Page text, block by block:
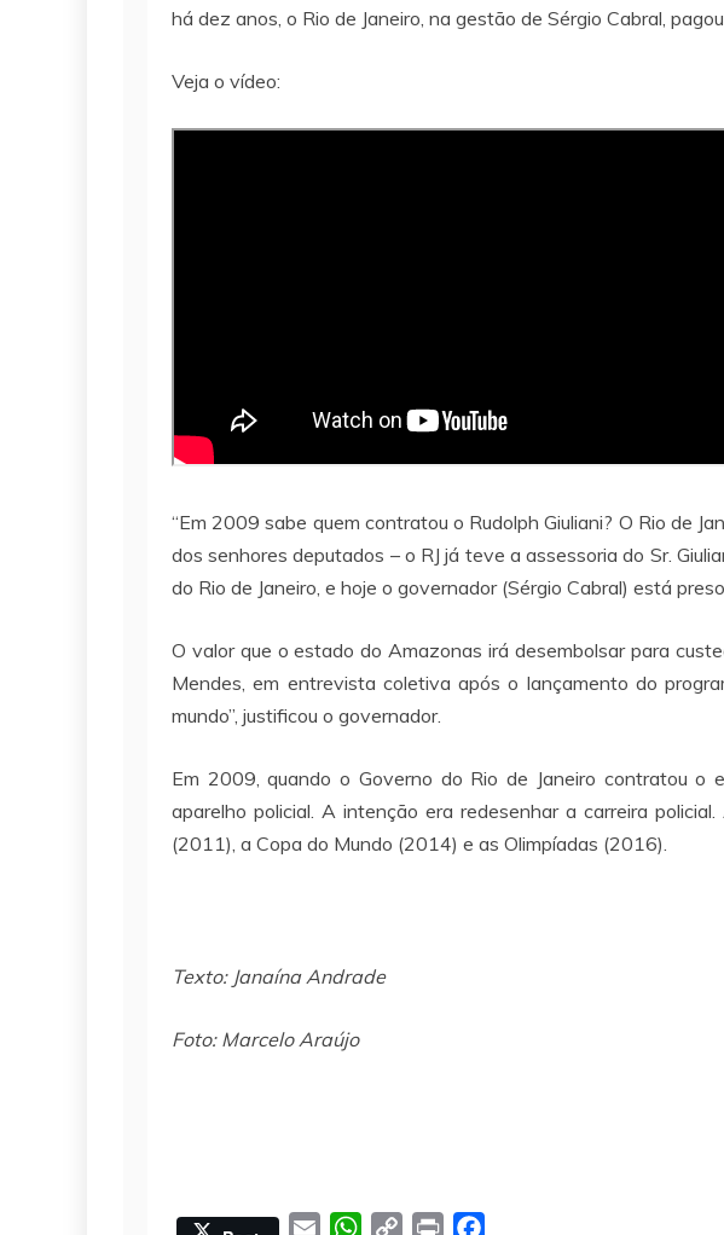
há dez anos, o Rio de Janeiro, na gestão de Sérgio Cabral,
Veja o vídeo:
“Em 2009 sabe quem contratou o Rudolph Giuliani? O Rio de
dos senhores deputados – o RJ já teve a assessoria do Sr.
do Rio de Janeiro, e hoje o governador (Sérgio Cabral) está
O valor que o estado do Amazonas irá desembolsar para
Mendes, em entrevista coletiva após o lançamento do
mundo”, justificou o governador.
Em 2009, quando o Governo do Rio de Janeiro contratou o
aparelho policial. A intenção era redesenhar a carreira
(2011), a Copa do Mundo (2014) e as Olimpíadas (2016).
Texto: Janaína Andrade
Foto: Marcelo Araújo
W